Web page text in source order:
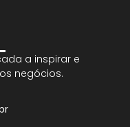
a inspirar e
negócios.